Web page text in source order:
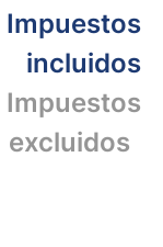
Impuestos
incluidos
Impuestos
excluidos